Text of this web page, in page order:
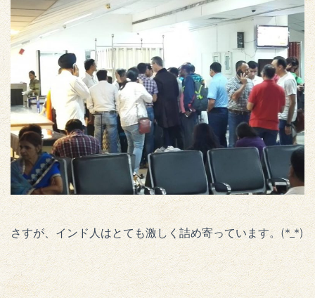
さすが、インド人はとても激しく詰め寄っています。(*_*)